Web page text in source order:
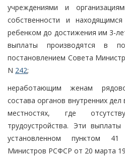
учреждениями и
собственности и
ребенком до достижения им 3-
выплаты производятся в
постановлением Совета
N 242;
неработающим женам
состава органов внутренних
местностях, где
трудоустройства. Эти
установленном пунктом 41
Министров РСФСР от 20 марта